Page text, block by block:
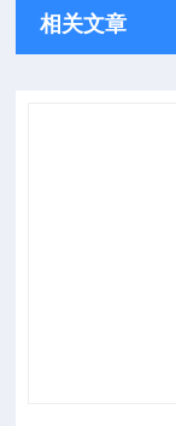
相关文章